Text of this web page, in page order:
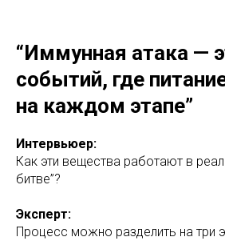
“Иммунная атака —
событий, где
на каждом этапе”
Интервьюер:
Как эти вещества работают в
битве”?
Эксперт:
Процесс можно разделить на три